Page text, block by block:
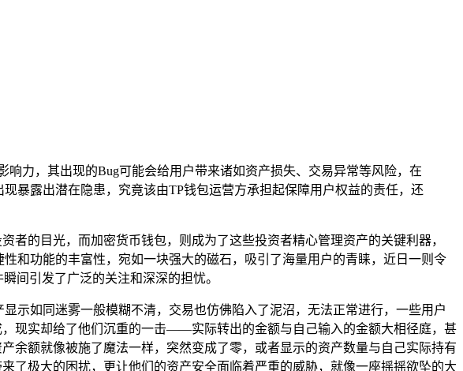
力，其出现的Bug可能会给用户带来诸如资产损失、交易异常等风险，在
暴露出潜在隐患，究竟该由TP钱包运营方承担起保障用户权益的责任，还
的目光，而加密货币钱包，则成为了这些投资者精心管理资产的关键利器，
和功能的丰富性，宛如一块强大的磁石，吸引了海量用户的青睐，近日一则令
间引发了广泛的关注和深深的担忧。
示如同迷雾一般模糊不清，交易也仿佛陷入了泥沼，无法正常进行，一些用户
现实却给了他们沉重的一击——实际转出的金额与自己输入的金额大相径庭，甚
余额就像被施了魔法一样，突然变成了零，或者显示的资产数量与自己实际持有
了极大的困扰，更让他们的资产安全面临着严重的威胁，就像一座摇摇欲坠的大